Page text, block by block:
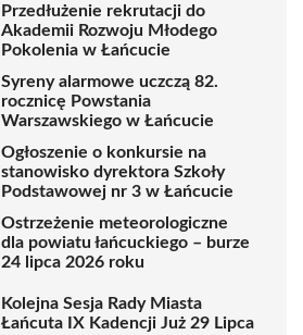
Przedłużenie rekrutacji do
Akademii Rozwoju Młodego
Pokolenia w Łańcucie
Syreny alarmowe uczczą 82.
rocznicę Powstania
Warszawskiego w Łańcucie
Ogłoszenie o konkursie na
stanowisko dyrektora Szkoły
Podstawowej nr 3 w Łańcucie
Ostrzeżenie meteorologiczne
dla powiatu łańcuckiego – burze
24 lipca 2026 roku
Kolejna Sesja Rady Miasta
Łańcuta IX Kadencji Już 29 Lipca